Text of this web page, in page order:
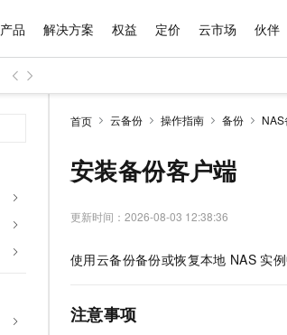
产品 解决方案 权益 定价 云市场 伙伴
首页 云备份 操作指南 备份
安装备份客户端
更新时间： 2026-08-03 12:38:36
使用云备份备份或恢复本地 NAS 实
注意事项
千问AI平台
精选产品
大模型服务与应用平台
多元化、高性能、安全可靠的大模型服务
无影云电脑
随时随地安全接入的云上超级电脑
云解析DNS
精选解决方案
上传文档即自动完成翻译和格式还原
Hermes Agent，打造自进化智能体
自主进化，持久记忆，越用越聪明
快速拥有专属 OpenClaw
普惠上云
云服务器38元/年起，超值低价云产品抢先购
推荐新用户得奖励，单订单最高返9万
云工开物
高校专属算力普惠，学生认证享300元代金券
免费试用
产品定价
了解云产品的定价详情
云上成本管理
管理和优化成本
精选商城
多端小程序
观测云
Tuya 物联网平台阿里云版
成为销售伙伴
咨询伙伴
销售伙伴合作计划
无影生态合作计划
Consulting Partner 合作计划
售前咨询
售后服务
自助服务
在线服务
短信专区
为什么选择阿里云
技术领先
分析师报告
研究报告与白皮书